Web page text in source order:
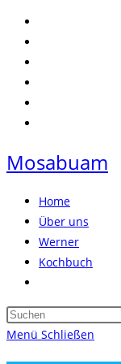
Zum
Inhalt
springen
Mosabuam
Home
Über uns
Werner
Kochbuch
umschalten
Menü Schließen